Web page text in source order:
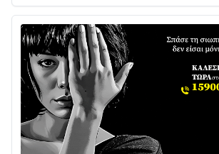
Διαβάστε την «Ναυπακτία» που
31/07 • 08:16
Δωρίδα για Όλους: «Καμία εκχώρηση
στην ΕΥΔΑΠ»
28/07 • 21:46
Διαβάστε την «Ναυπακτία» που
24/07 • 11:31